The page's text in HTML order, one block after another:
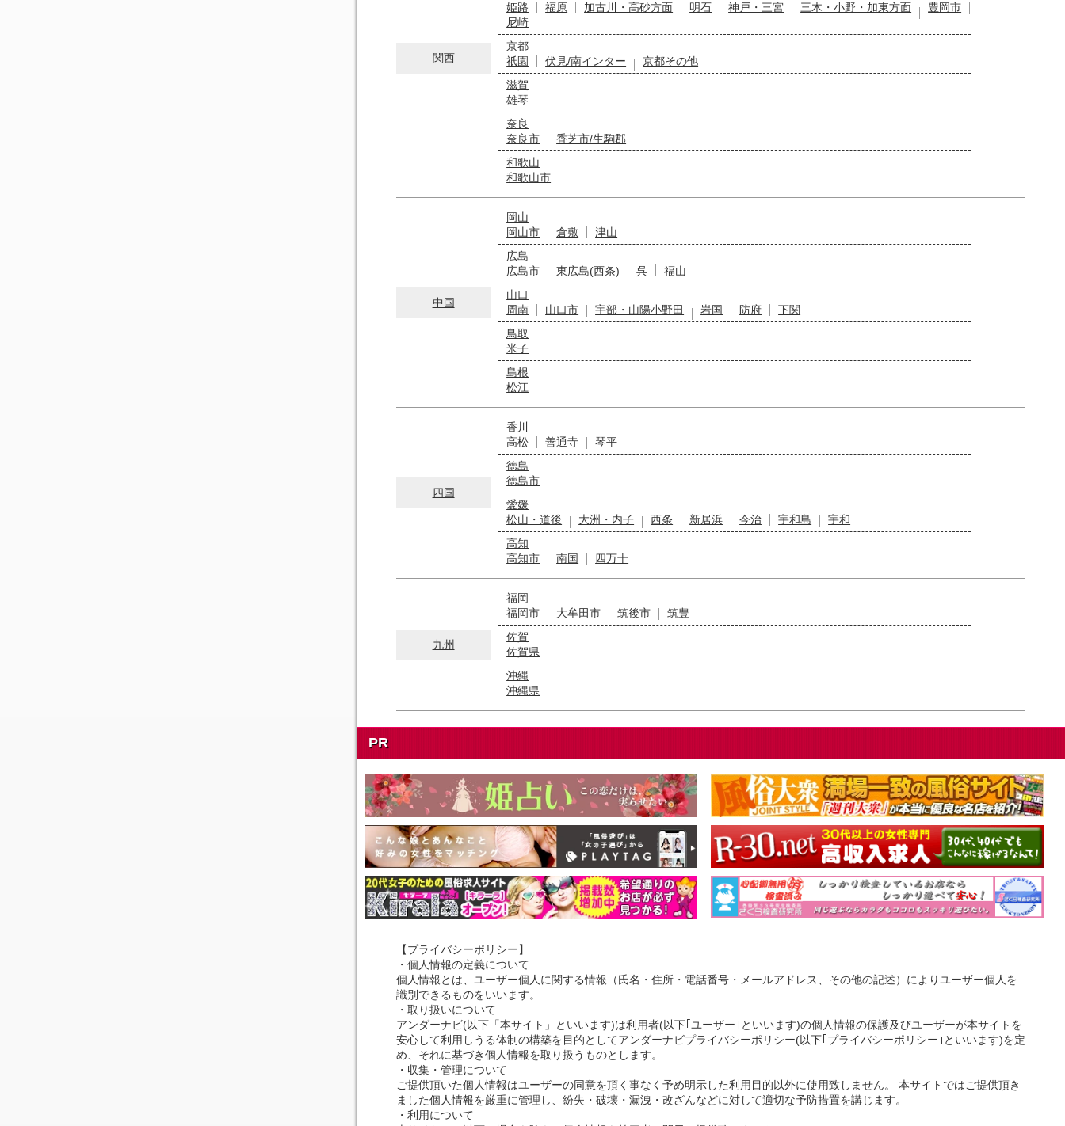
関西
姫路
福原 加古川・高砂方面 明石 神戸・三宮 三木・小野・加東方面
豊岡市
尼崎
京都
祇園
伏見/南インター
京都その他
滋賀
雄琴
奈良
奈良市
香芝市/生駒郡
和歌山
和歌山市
中国
岡山
岡山市
倉敷
津山
広島
広島市
東広島(西条) 呉
福山
山口
周南
山口市 宇部・山陽小野田 岩国 防府
下関
鳥取
米子
島根
松江
四国
香川
高松
善通寺
琴平
徳島
徳島市
愛媛
松山・道後
大洲・内子 西条 新居浜 今治 宇和島
宇和
高知
高知市
南国 四万十
九州
福岡
福岡市
大牟田市 筑後市
筑豊
佐賀
佐賀県
沖縄
沖縄県
PR
【プライバシーポリシー】
・個人情報の定義について
個人情報とは、ユーザー個人に関する情報（氏名・住所・電話番号・メールアドレス、その他の記述）によりユーザー個人を
識別できるものをいいます。
・取り扱いについて
アンダーナビ(以下「本サイト」といいます)は利用者(以下｢ユーザー｣といいます)の個人情報の保護及びユーザーが本サイトを
安心して利用しうる体制の構築を目的としてアンダーナビプライバシーポリシー(以下｢プライバシーポリシー｣といいます)を定
め、それに基づき個人情報を取り扱うものとします。
・収集・管理について
ご提供頂いた個人情報はユーザーの同意を頂く事なく予め明示した利用目的以外に使用致しません。 本サイトではご提供頂き
ました個人情報を厳重に管理し、紛失・破壊・漏洩・改ざんなどに対して適切な予防措置を講じます。
・利用について